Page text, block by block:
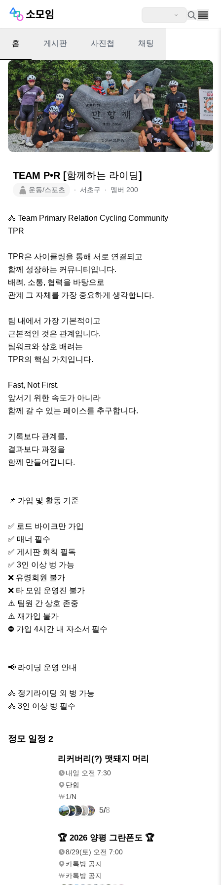
홈 게시판 사진첩 채팅
TEAM P•R [함께하는 라이딩]
운동/스포츠 ∙ 서초구 ∙ 멤버 200
🚴 Team Primary Relation Cycling Community
TPR
TPR은 사이클링을 통해 서로 연결되고
함께 성장하는 커뮤니티입니다.
배려, 소통, 협력을 바탕으로
관계 그 자체를 가장 중요하게 생각합니다.
팀 내에서 가장 기본적이고
근본적인 것은 관계입니다.
팀워크와 상호 배려는
TPR의 핵심 가치입니다.
Fast, Not First.
앞서기 위한 속도가 아니라
함께 갈 수 있는 페이스를 추구합니다.
기록보다 관계를,
결과보다 과정을
함께 만들어갑니다.
📌 가입 및 활동 기준
✅ 로드 바이크만 가입
✅ 매너 필수
✅ 게시판 회칙 필독
✅ 3인 이상 벙 가능
❌ 유령회원 불가
❌ 타 모임 운영진 불가
⚠️ 팀원 간 상호 존중
⚠️ 재가입 불가
⛔ 가입 4시간 내 자소서 필수
📢 라이딩 운영 안내
🚴 정기라이딩 외 벙 가능
🚴 3인 이상 벙 필수
정모 일정 2
리커버리(?) 맷돼지 머리
내일 오전 7:30
탄합
1/N
5/8
🏆 2026 양평 그란폰도 🏆
8/29(토) 오전 7:00
카톡방 공지
카톡방 공지